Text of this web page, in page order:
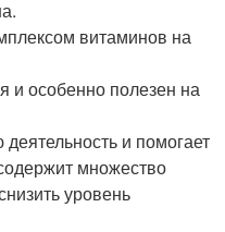
витаминов на
и особенно полезен на
и помогает
множество
уровень